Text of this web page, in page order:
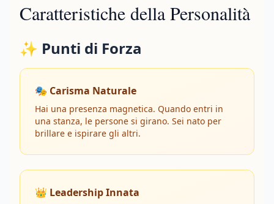
Caratteristiche della Personalità
✨ Punti di Forza
🎭 Carisma Naturale
Hai una presenza magnetica. Quando entri in
una stanza, le persone si girano. Sei nato per
brillare e ispirare gli altri.
👑 Leadership Innata